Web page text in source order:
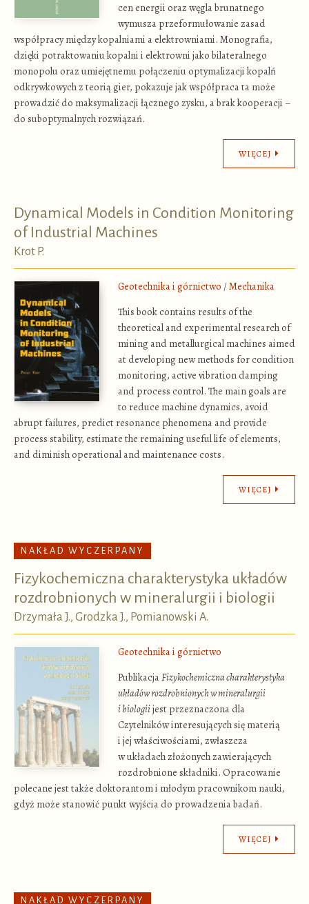
cen energii oraz węgla brunatnego
wymusza przeformułowanie zasad
współpracy między kopalniami a elektrowniami. Monografia,
dzięki potraktowaniu kopalni i elektrowni jako bilateralnego
monopolu oraz umiejętnemu połączeniu optymalizacji kopalń
odkrywkowych z teorią gier, pokazuje jak współpraca ta może
prowadzić do maksymalizacji łącznego zysku, a brak kooperacji –
do suboptymalnych rozwiązań.
WIĘCEJ
Dynamical Models in Condition Monitoring
of Industrial Machines
Krot P.
Geotechnika i górnictwo /Mechanika
This book contains results of the
theoretical and experimental research of
mining and metallurgical machines aimed
at developing new methods for condition
monitoring, active vibration damping
and process control. The main goals are
to reduce machine dynamics, avoid
abrupt failures, predict resonance phenomena and provide
process stability, estimate the remaining useful life of elements,
and diminish operational and maintenance costs.
WIĘCEJ
NAKŁAD WYCZERPANY
Fizykochemiczna charakterystyka układów
rozdrobnionych w mineralurgii i biologii
Drzymała J., Grodzka J., Pomianowski A.
Geotechnika i górnictwo
Publikacja Fizykochemiczna charakterystyka
układów rozdrobnionych w mineralurgii
i biologiijest przeznaczona dla
Czytelników interesujących się materią
i jej właściwościami, zwłaszcza
w układach złożonych zawierających
rozdrobnione składniki. Opracowanie
polecane jest także doktorantom i młodym pracownikom nauki,
gdyż może stanowić punkt wyjścia do prowadzenia badań.
WIĘCEJ
NAKŁAD WYCZERPANY